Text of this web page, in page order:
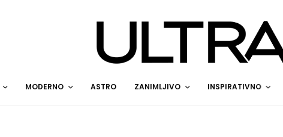
MODERNO ASTRO ZANIMLJIVO INSPIRATIVNO